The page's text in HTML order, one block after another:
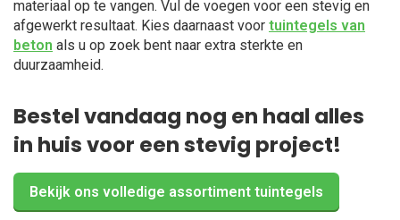
materiaal op te vangen. Vul de voegen voor een stevig en
afgewerkt resultaat. Kies daarnaast voor tuintegels van
beton als u op zoek bent naar extra sterkte en
duurzaamheid.
Bestel vandaag nog en haal alles
in huis voor een stevig project!
Bekijk ons volledige assortiment tuintegels